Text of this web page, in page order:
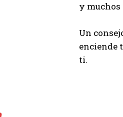
y
Un
enciende
ti.